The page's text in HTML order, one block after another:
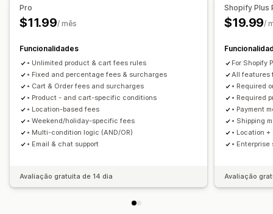
Pro
$11.99/ mês
Funcionalidades
• Unlimited product & cart fees rules
• Fixed and percentage fees & surcharges
• Cart & Order fees and surcharges
• Product - and cart-specific conditions
• Location-based fees
• Weekend/holiday-specific fees
• Multi-condition logic (AND/OR)
• Email & chat support
Avaliação gratuita de 14 dia
Shopify Plus
$19.99/
For Shopify
All features
• Required
• Required
• Payment
• Shipping
• Location
• Enterprise
Avaliação